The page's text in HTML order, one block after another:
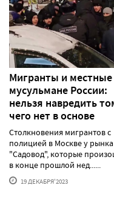
Мигранты и местные
мусульмане России:
нельзя навредить
чего нет в основе
Столкновения мигрантов с
полицией в Москве у рынка
"Садовод", которые
в конце прошлой нед......
19 ДЕКАБРЯ'2023